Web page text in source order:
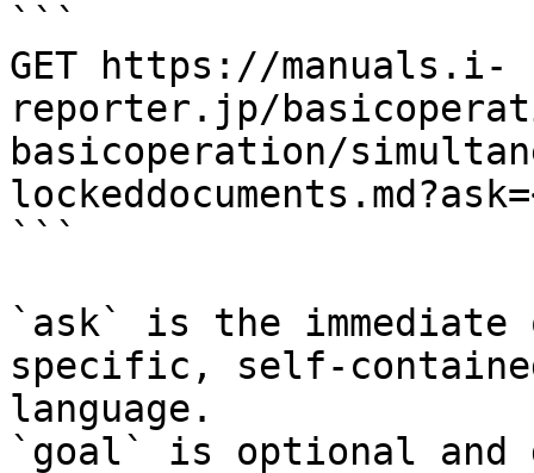
```
GET https://manuals.i-
reporter.jp/
basicoperation/
```
`ask` is the
specific, self-
language.
`goal` is optional and